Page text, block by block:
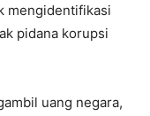
mengidentifikasi
pidana korupsi
uang negara,